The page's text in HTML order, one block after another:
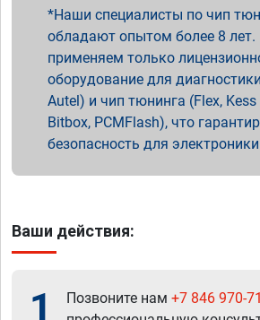
Наши специалисты по чип
обладают опытом более 8
применяем только
оборудование для
Autel) и чип тюнинга (Flex, Kess
Bitbox, PCMFlash), что
безопасность для
Ваши действия:
1 Позвоните нам +7 846 970-